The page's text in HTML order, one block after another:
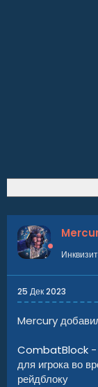
25 Дек 2023
Mercury
CombatBlock -
для игрока во
рейдблоку